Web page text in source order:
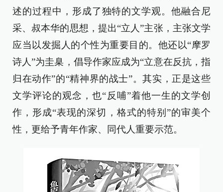
述的过程中，形成了独特的文学观。他融合尼
采、叔本华的思想，提出“立人”主张，主张文学
应当以发掘人的个性为重要目的。他还以“摩罗
诗人”为圭臬，倡导作家应成为“立意在反抗，指
归在动作”的“精神界的战士”。其实，正是这些
文学评论的观念，也“反哺”着他一生的文学创
作，形成“表现的深切，格式的特别”的审美个
性，更给予青年作家、同代人重要示范。